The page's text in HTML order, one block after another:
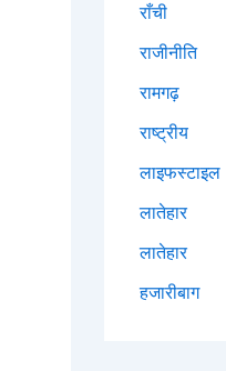
राँची
राजीनीति
रामगढ़
राष्ट्रीय
लाइफस्टाइल
लातेहार
लातेहार
हजारीबाग